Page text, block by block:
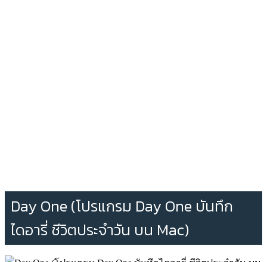
Day One (โปรแกรม Day One บันทึก
ไดอารี่ ชีวิตประจำวัน บน Mac)